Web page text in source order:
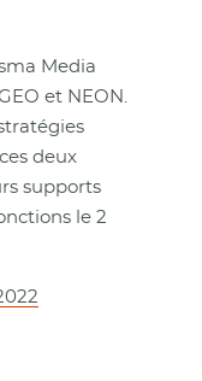
Media
et NEON.
deux
supports
le 2